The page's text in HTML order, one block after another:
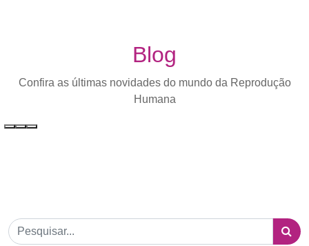
Blog
Confira as últimas novidades do mundo da Reprodução
Humana